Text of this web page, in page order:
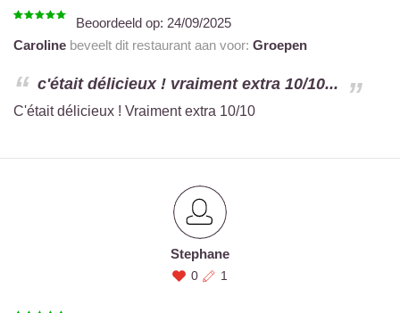
Beoordeeld op: 24/09/2025
Caroline beveelt dit restaurant aan voor: Groepen
c'était délicieux ! vraiment extra 10/10...
C'était délicieux ! Vraiment extra 10/10
Stephane
0 1